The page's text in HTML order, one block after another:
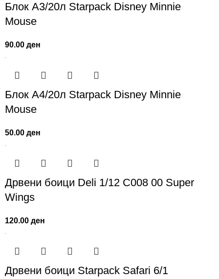
Блок А3/20л Starpack Disney Minnie
Mouse
90.00ден
Блок А4/20л Starpack Disney Minnie
Mouse
50.00ден
Дрвени боици Deli 1/12 C008 00 Super
Wings
120.00ден
Дрвени боици Starpack Safari 6/1